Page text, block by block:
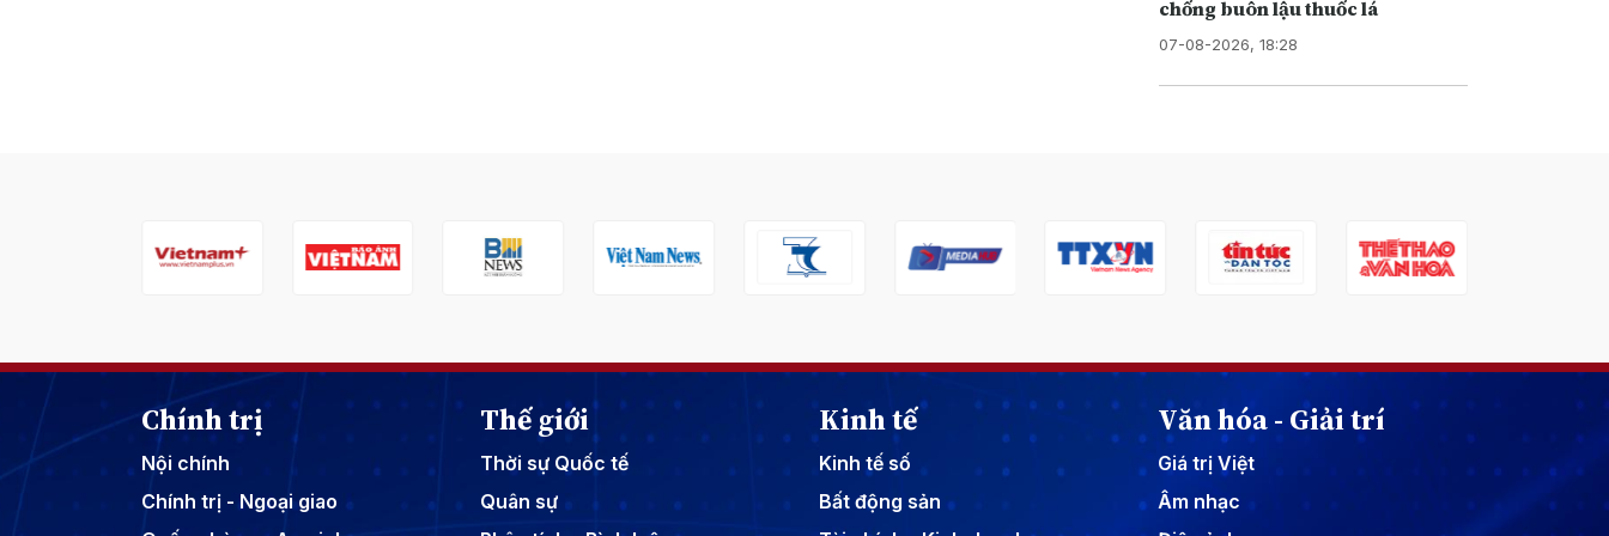
chống buôn lậu thuốc lá
07-08-2026, 18:28
Chính trị
Nội chính
Chính trị - Ngoại giao
Thế giới
Thời sự Quốc tế
Quân sự
Kinh tế
Kinh tế số
Bất động sản
Văn hóa - Giải trí
Giá trị Việt
Âm nhạc